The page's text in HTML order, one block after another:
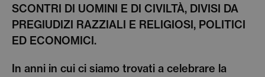
SCONTRI DI UOMINI E DI CIVILTÀ, DIVISI DA
PREGIUDIZI RAZZIALI E RELIGIOSI, POLITICI
ED ECONOMICI.
In anni in cui ci siamo trovati a celebrare la